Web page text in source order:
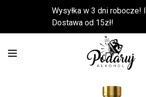
Wysyłka w 3 dni robocze! l
Dostawa od 15zł!